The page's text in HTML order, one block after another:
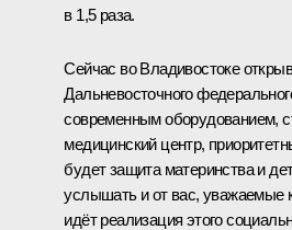
в 1,5 раза.
Сейчас во Владивостоке
Дальневосточного
современным оборудованием,
медицинский центр,
будет защита материнства и
услышать и от вас, уважаемые
идёт реализация этого